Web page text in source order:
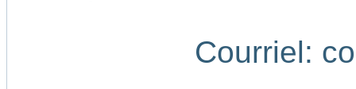
Courriel: